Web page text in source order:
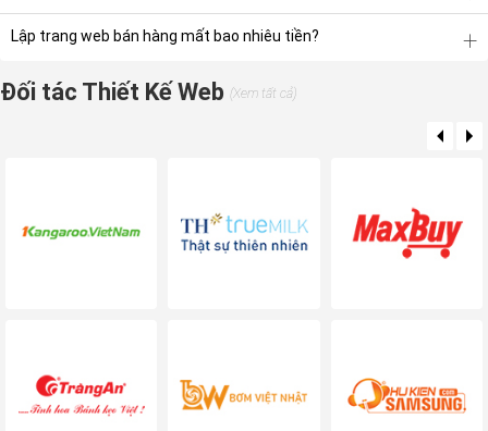
Lập trang web bán hàng mất bao nhiêu tiền?
Đối tác Thiết Kế Web (Xem tất cả)